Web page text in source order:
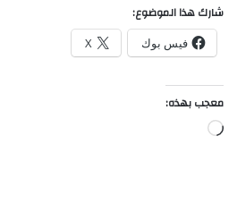
شارك هذا الموضوع:
فيس بوك X
معجب بهذه:
جاري